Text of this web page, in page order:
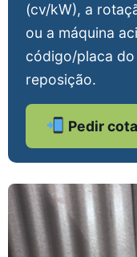
(cv/kW), a
ou a máquina
código/placa do
reposição.
Pedir